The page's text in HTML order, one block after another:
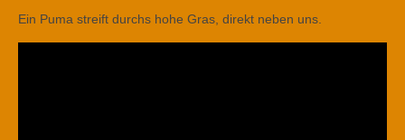
Ein Puma streift durchs hohe Gras, direkt neben uns.